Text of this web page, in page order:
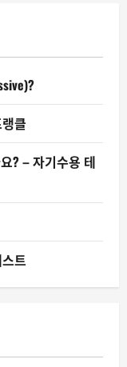
클
? – 자기수용 테
트